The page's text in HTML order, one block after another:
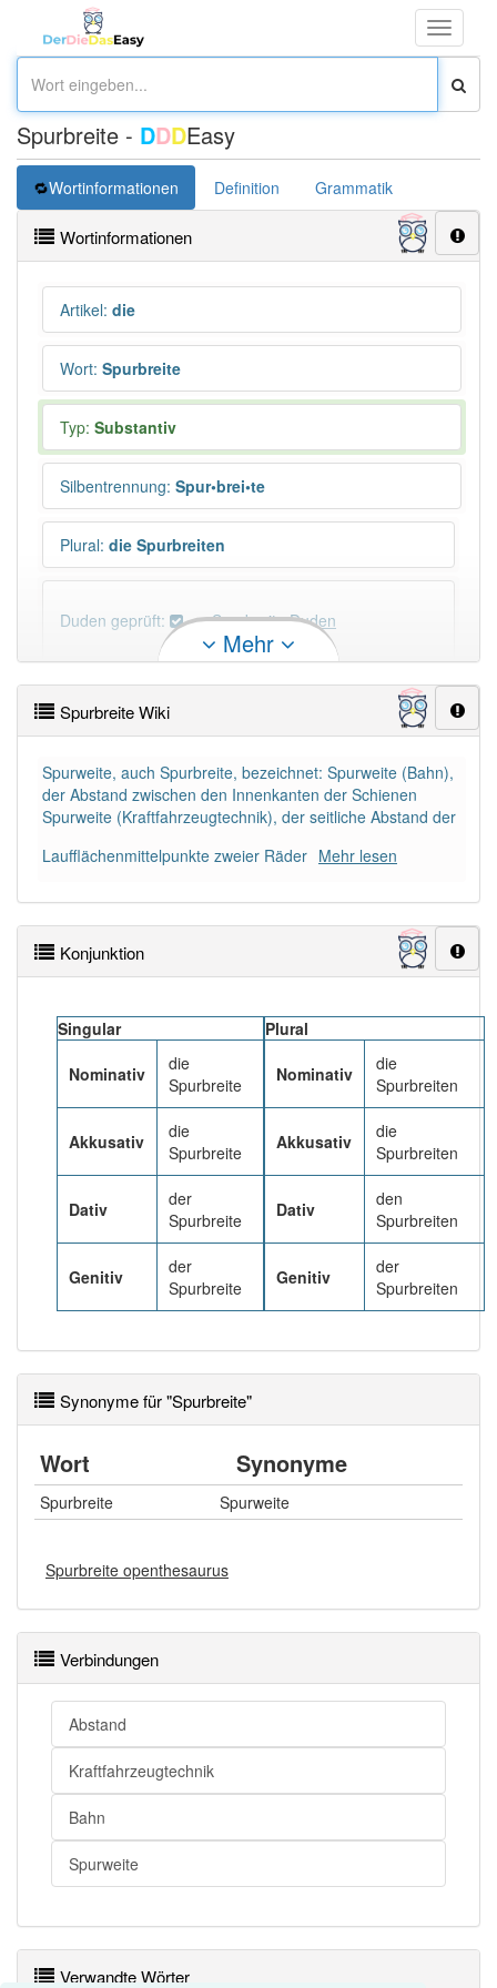
Toggle
Spurbreite - DDDEasy
Wortinformationen Definition Grammatik
Wortinformationen
Artikel: die
Wort: Spurbreite
Typ: Substantiv
Silbentrennung: Spur•brei•te
Plural: die Spurbreiten
Duden geprüft: Spurbreite Duden
PowerIndex:3
Häufigkeit: 4 von 10
Wörter mit Endung-spurbreite: 1
korrekt erraten.
Mehr
Spurbreite Wiki
Spurweite, auch Spurbreite, bezeichnet: Spurweite (Bahn),
der Abstand zwischen den Innenkanten der Schienen
Spurweite (Kraftfahrzeugtechnik), der seitliche Abstand der
Laufflächenmittelpunkte zweier Räder Mehr lesen
Konjunktion
Singular
Nominativ
die
Spurbreite
Akkusativ
die
Spurbreite
Dativ
der
Spurbreite
Genitiv
der
Spurbreite
Plural
Nominativ
die
Spurbreiten
Akkusativ
die
Spurbreiten
Dativ
den
Spurbreiten
Genitiv
der
Spurbreiten
Synonyme für "Spurbreite"
Wort Synonyme
Spurbreite Spurweite
Spurbreite openthesaurus
Verbindungen
Abstand
Kraftfahrzeugtechnik
Bahn
Spurweite
Verwandte Wörter